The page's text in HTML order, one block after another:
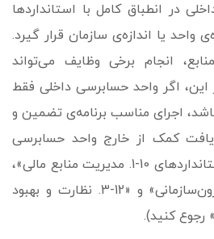
در انطباق کامل با استانداردها
واحد یا اندازه‌ی سازمان قرار گیرد.
انجام برخی وظایف می‌تواند
این، اگر واحد حسابرسی داخلی فقط
اجرای مناسب برنامه‌ی تضمین و
کمک از خارج واحد حسابرسی
داخلی خواهد بود (به «استانداردهای 10-1. مدیریت منابع مالی»،
«1-12. سنجش کیفیت درون‌سازمانی» و «12-3. نظارت و بهبود
رجوع کنید).